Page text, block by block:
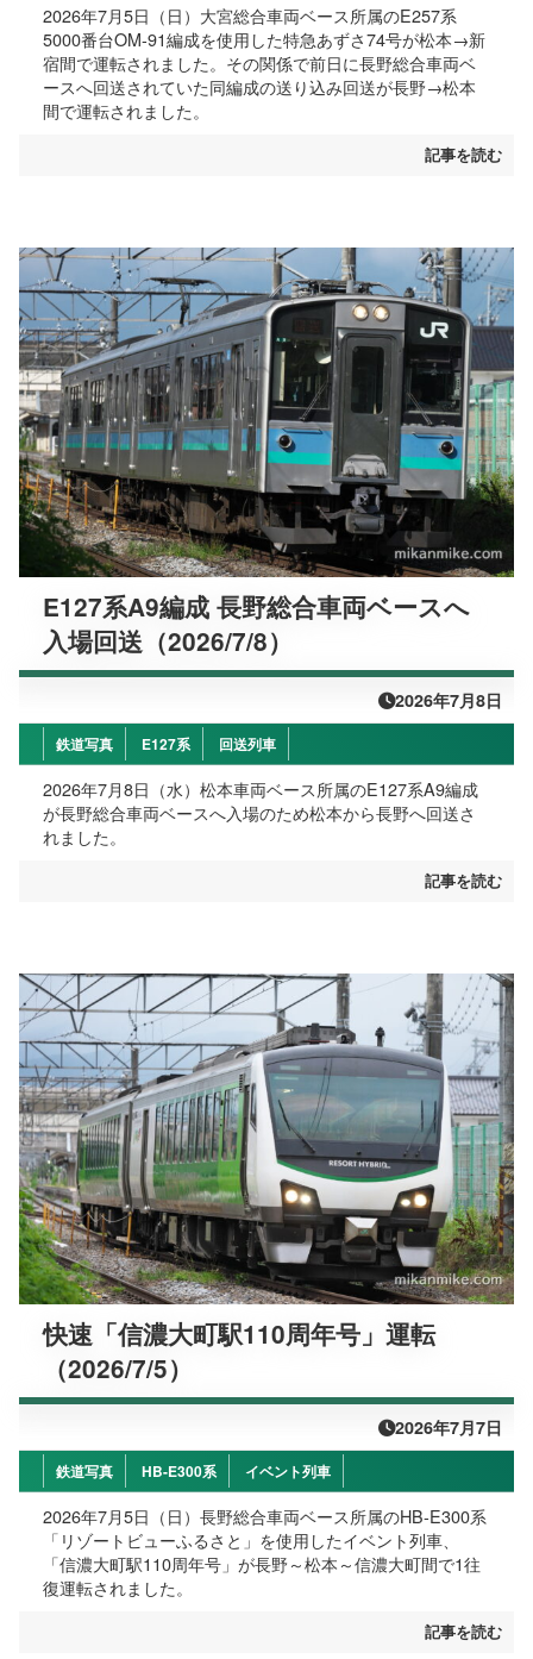
2026年7月5日（日）大宮総合車両ベース所属のE257系
5000番台OM-91編成を使用した特急あずさ74号が松本→新
宿間で運転されました。その関係で前日に長野総合車両ベ
ースへ回送されていた同編成の送り込み回送が長野→松本
間で運転されました。
記事を読む
E127系A9編成 長野総合車両ベースへ
入場回送（2026/7/8）
2026年7月8日
鉄道写真 E127系 回送列車
2026年7月8日（水）松本車両ベース所属のE127系A9編成
が長野総合車両ベースへ入場のため松本から長野へ回送さ
れました。
記事を読む
快速「信濃大町駅110周年号」運転
（2026/7/5）
2026年7月7日
鉄道写真 HB-E300系 イベント列車
2026年7月5日（日）長野総合車両ベース所属のHB-E300系
「リゾートビューふるさと」を使用したイベント列車、
「信濃大町駅110周年号」が長野～松本～信濃大町間で1往
復運転されました。
記事を読む